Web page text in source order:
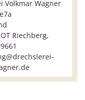
Volkmar Wagner
Riechberg,